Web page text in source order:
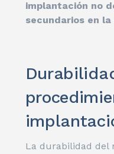
implantación no
secundarios en
La durabilidad del